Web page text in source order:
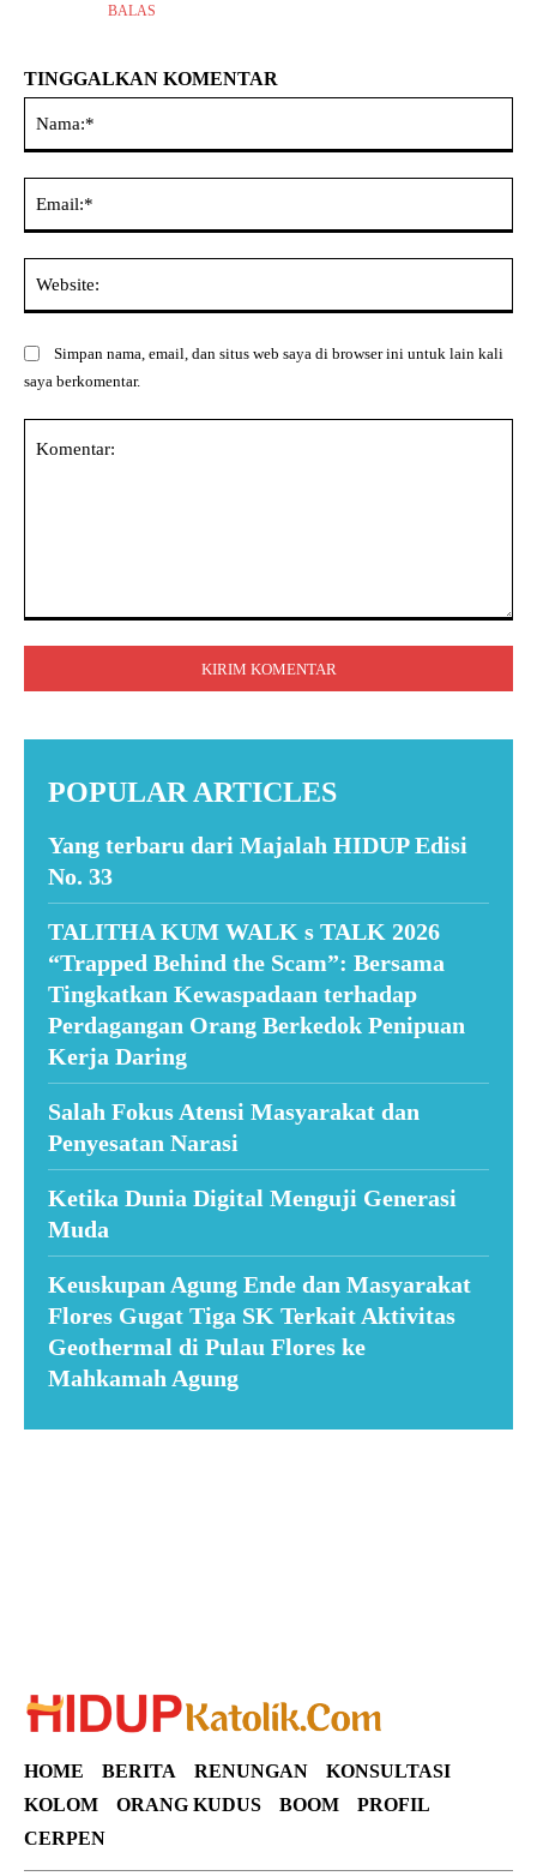
BALAS
TINGGALKAN KOMENTAR
Simpan nama, email, dan situs web saya di browser ini untuk lain kali
saya berkomentar.
POPULAR ARTICLES
Yang terbaru dari Majalah HIDUP Edisi
No. 33
TALITHA KUM WALK s TALK 2026
“Trapped Behind the Scam”: Bersama
Tingkatkan Kewaspadaan terhadap
Perdagangan Orang Berkedok Penipuan
Kerja Daring
Salah Fokus Atensi Masyarakat dan
Penyesatan Narasi
Ketika Dunia Digital Menguji Generasi
Muda
Keuskupan Agung Ende dan Masyarakat
Flores Gugat Tiga SK Terkait Aktivitas
Geothermal di Pulau Flores ke
Mahkamah Agung
HOME BERITA RENUNGAN
KONSULTASI
KOLOM
ORANG KUDUS BOOM
PROFIL
CERPEN